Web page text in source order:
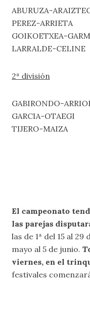
ABURUZA-
PEREZ-ARRIETA
GOIKOETXEA-
LARRALDE-CELINE
2ª división
GABIRONDO-
GARCIA-OTAEGI
TIJERO-MAIZA
El campeonato
las parejas
las de 1ª del 15 al 29
mayo al 5 de junio.
viernes, en el
festivales